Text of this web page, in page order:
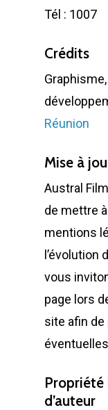
Tél : 1007
Crédits
Réunion
Mise à
Austral
de mettre
mentions
l’évolution
vous
page lors
site afin
d’auteur